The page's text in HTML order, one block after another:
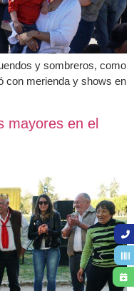
y sombreros, como
con merienda y shows en
mayores en el